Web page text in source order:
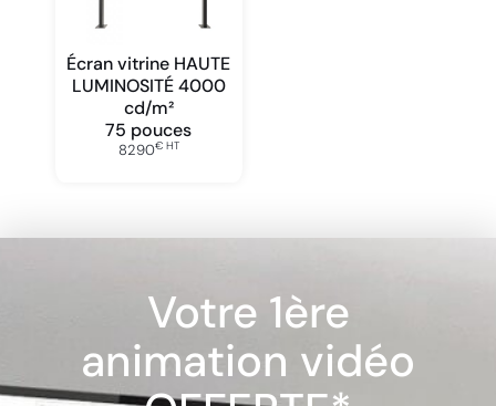
Écran vitrine HAUTE
LUMINOSITÉ 4000
cd/m²
75 pouces
8290€ HT
Votre 1ère
animation vidéo